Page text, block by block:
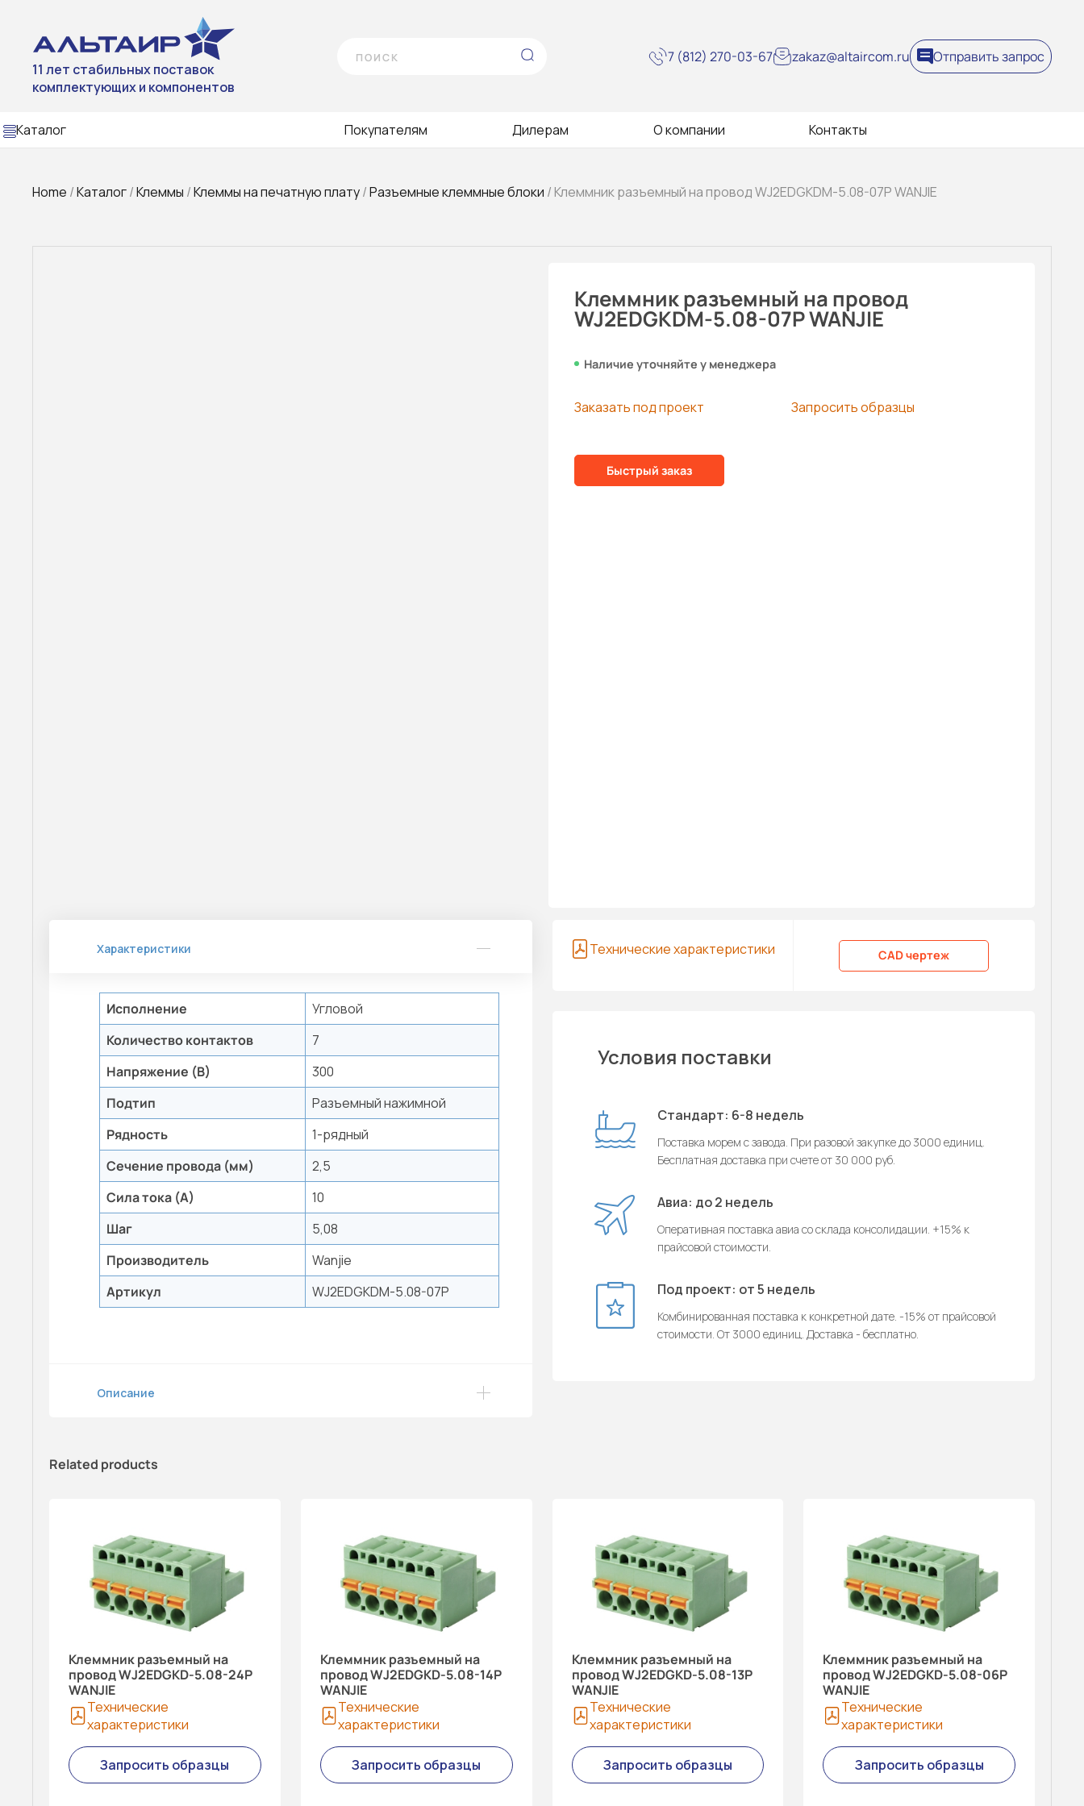
11 лет стабильных поставок
комплектующих и компонентов
7 (812) 270-03-67 zakaz@altaircom.ru Отправить запрос
Каталог Покупателям Дилерам О компании Контакты
Home /Каталог/Клеммы /Клеммы на печатную плату/Разъемные клеммные блоки / Клеммник разъемный на провод WJ2EDGKDM-5.08-07P WANJIE
Клеммник разъемный на провод
WJ2EDGKDM-5.08-07P WANJIE
Наличие уточняйте у менеджера
Заказать под проект Запросить образцы
Быстрый заказ
Характеристики
Исполнение
Угловой
Количество контактов
7
Напряжение (В)
300
Подтип
Разъемный нажимной
Рядность
1-рядный
Сечение провода (мм)
2,5
Сила тока (А)
10
Шаг
5,08
Производитель
Wanjie
Артикул
WJ2EDGKDM-5.08-07P
Описание
Технические характеристики CAD чертеж
Условия поставки
Стандарт: 6-8 недель
Поставка морем с завода. При разовой закупке до 3000 единиц.
Бесплатная доставка при счете от 30 000 руб.
Авиа: до 2 недель
Оперативная поставка авиа со склада консолидации. +15% к
прайсовой стоимости.
Под проект: от 5 недель
Комбинированная поставка к конкретной дате. -15% от прайсовой
стоимости. От 3000 единиц. Доставка - бесплатно.
Related products
Клеммник разъемный на
провод WJ2EDGKD-5.08-24P
WANJIE
Технические
характеристики
Запросить образцы
Клеммник разъемный на
провод WJ2EDGKD-5.08-14P
WANJIE
Технические
характеристики
Запросить образцы
Клеммник разъемный на
провод WJ2EDGKD-5.08-13P
WANJIE
Технические
характеристики
Запросить образцы
Клеммник разъемный на
провод WJ2EDGKD-5.08-06P
WANJIE
Технические
характеристики
Запросить образцы